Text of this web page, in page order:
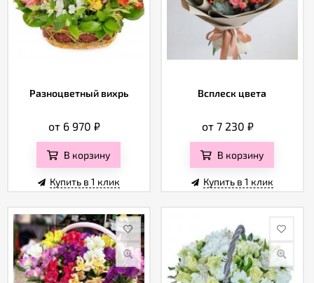
Разноцветный вихрь
от 6 970₽
В корзину
Купить в 1 клик
Всплеск цвета
от 7 230₽
В корзину
Купить в 1 клик